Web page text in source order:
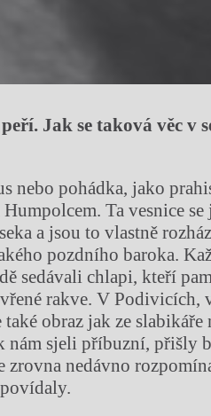
Jak se taková věc v
nebo pohádka, jako
Ta vesnice se
a jsou to vlastně
pozdního baroka.
sedávali chlapi, kteří
rakve. V Podivicích,
obraz jak ze slabikáře
nám sjeli příbuzní, přišly
zrovna nedávno